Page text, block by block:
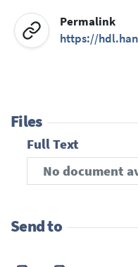
Permalink
https://
Files
Full Text
No document
Send to